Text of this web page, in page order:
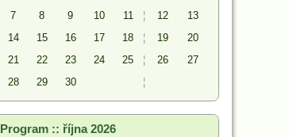
7
8 9 10 11 ¦ 12
13
14
15 16 17 18 ¦ 19
20
21
22 23 24 25 ¦ 26
27
28
29 30 ¦
Program :: října 2026